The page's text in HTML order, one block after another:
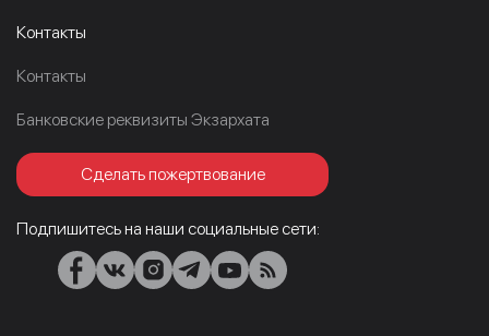
Контакты
Контакты
Банковские реквизиты Экзархата
Сделать пожертвование
Подпишитесь на наши социальные сети: